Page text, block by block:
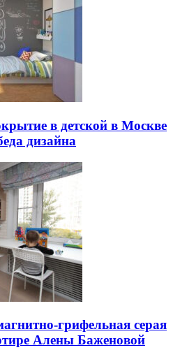
в детской в Москве
дизайна
грифельная серая
Алены Баженовой